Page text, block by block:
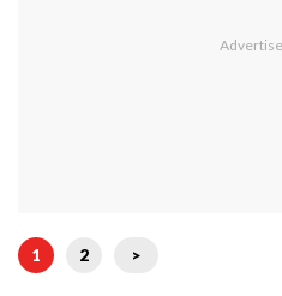
1 2 >